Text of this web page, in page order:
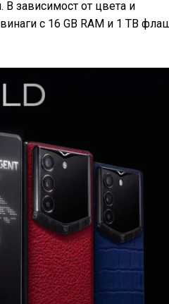
В зависимост от цвета и
винаги с 16 GB RAM и 1 TB